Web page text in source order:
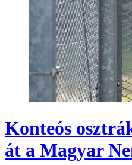
Konteós
át a Magyar